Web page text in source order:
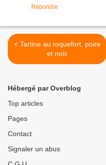
Répondre
< Tartine au roquefort, poire
et noix
Hébergé par Overblog
Top articles
Pages
Contact
Signaler un abus